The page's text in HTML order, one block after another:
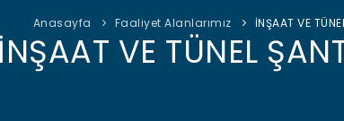
Anasayfa Faaliyet Alanlarımız İNŞAAT VE
İNŞAAT VE TÜNEL